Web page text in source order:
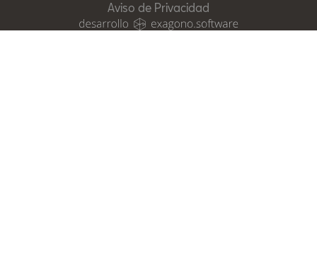
Aviso de Privacidad